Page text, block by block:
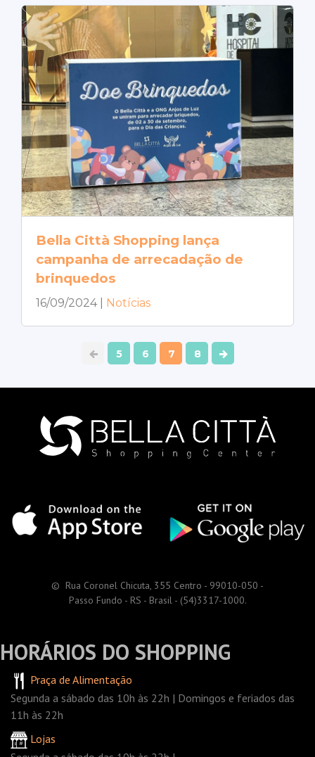
Bella Città Shopping lança
campanha de arrecadação de
brinquedos
16/09/2024| Notícias
5 6 7 8
© Rua Coronel Chicuta, 355 Centro - 99010-050 -
Passo Fundo - RS - Brasil - (54)3317-1000.
HORÁRIOS DO SHOPPING
Praça de Alimentação
Segunda a sábado das 10h às 22h | Domingos e feriados das
11h às 22h
Lojas